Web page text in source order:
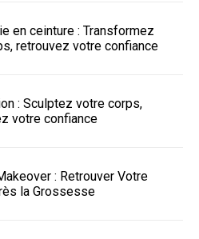
en ceinture : Transformez
retrouvez votre confiance
: Sculptez votre corps,
votre confiance
: Retrouver Votre
la Grossesse